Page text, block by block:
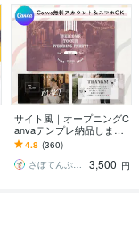
サイト風｜オープニングC
anvaテンプレ納品します
＼販売実績1000件以上！
Canva無料でスマホでOK
／
4.8 (360)
さぼてんぷれーと｜結婚式を、もっと楽しく
3,500 円